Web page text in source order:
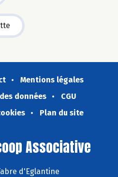
Mentions légales
données
CGU
Plan du site
Associative
d'Eglantine